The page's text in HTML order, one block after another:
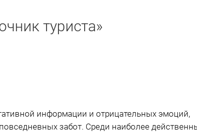
туриста»
информации и отрицательных эмоций,
забот. Среди наиболее